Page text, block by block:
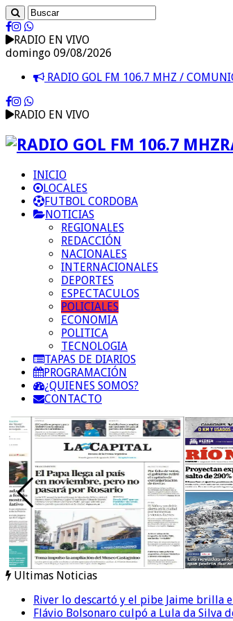
RADIO EN VIVO
domingo 09/08/2026
RADIO GOL FM 106.7 MHZ /
RADIO EN VIVO
INICIO
LOCALES
FUTBOL CORDOBA
NOTICIAS
REGIONALES
REDACCIÓN
NACIONALES
INTERNACIONALES
DEPORTES
ESPECTACULOS
POLICIALES
ECONOMIA
POLITICA
TECNOLOGIA
TAPAS DE DIARIOS
PROGRAMACIÓN
¿QUIENES SOMOS?
CONTACTO
Ultimas Noticias
River lo descartó y el pibe Jaime brilla
Flávio Bolsonaro culpó a Lula da Silva